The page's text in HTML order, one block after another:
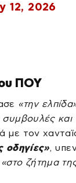
12, 2026
ΠΟΥ
«την
συμβουλές και
με τον
οδηγίες»,
«στο ζήτημα